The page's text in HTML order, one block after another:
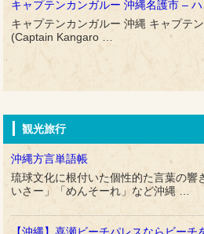
キャプテンカンガルー 沖縄名護市 –
キャプテンカンガルー 沖縄 キャプテ
(Captain Kangaro …
観光旅行
沖縄方言単語帳
琉球文化に根付いた個性的た言葉の響
いさー」「めんそーれ」など沖縄 …